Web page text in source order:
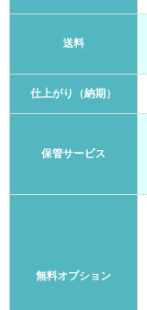
送料
仕上がり（納期）
保管サービス
無料オプション